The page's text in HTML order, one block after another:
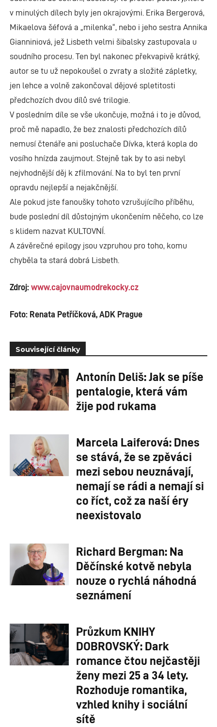
v minulých dílech byly jen okrajovými. Erika Bergerová,
Mikaelova šéfová a „milenka“, nebo i jeho sestra Annika
Gianniniová, jež Lisbeth velmi šibalsky zastupovala u
soudního procesu. Ten byl nakonec překvapivě krátký,
autor se tu už nepokoušel o zvraty a složité zápletky,
jen lehce a volně zakončoval dějové spletitosti
předchozích dvou dílů své trilogie.
V posledním díle se vše ukončuje, možná i to je důvod,
proč mě napadlo, že bez znalosti předchozích dílů
nemusí čtenáře ani posluchače Dívka, která kopla do
vosího hnízda zaujmout. Stejně tak by to asi nebyl
nejvhodnější děj k zfilmování. Na to byl ten první
opravdu nejlepší a nejakčnější.
Ale pokud jste fanoušky tohoto vzrušujícího příběhu,
bude poslední díl důstojným ukončením něčeho, co lze
s klidem nazvat KULTOVNÍ.
A závěrečné epilogy jsou vzpruhou pro toho, komu
chyběla ta stará dobrá Lisbeth.
Zdroj:www.cajovnaumodrekocky.cz
Foto: Renata Petříčková, ADK Prague
Související články
Antonín Deliš: Jak se píše
pentalogie, která vám
žije pod rukama
Marcela Laiferová: Dnes
se stává, že se zpěváci
mezi sebou neuznávají,
nemají se rádi a nemají si
co říct, což za naší éry
neexistovalo
Richard Bergman: Na
Děčínské kotvě nebyla
nouze o rychlá náhodná
seznámení
Průzkum KNIHY
DOBROVSKÝ: Dark
romance čtou nejčastěji
ženy mezi 25 a 34 lety.
Rozhoduje romantika,
vzhled knihy i sociální
sítě